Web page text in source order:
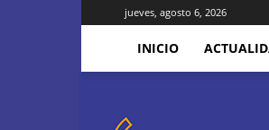
jueves, agosto 6, 2026
INICIO